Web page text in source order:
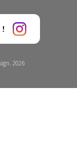
2026